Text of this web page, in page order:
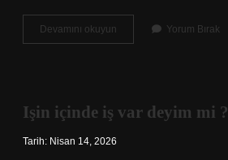
Devamını okuyun
yerine
Yorum Bırak
Işin içinde iş var deyim mi ?
Tarih: Nisan 14, 2026